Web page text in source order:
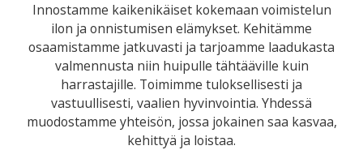
Innostamme kaikenikäiset kokemaan voimistelun
ilon ja onnistumisen elämykset. Kehitämme
osaamistamme jatkuvasti ja tarjoamme laadukasta
valmennusta niin huipulle tähtääville kuin
harrastajille. Toimimme tuloksellisesti ja
vastuullisesti, vaalien hyvinvointia. Yhdessä
muodostamme yhteisön, jossa jokainen saa kasvaa,
kehittyä ja loistaa.